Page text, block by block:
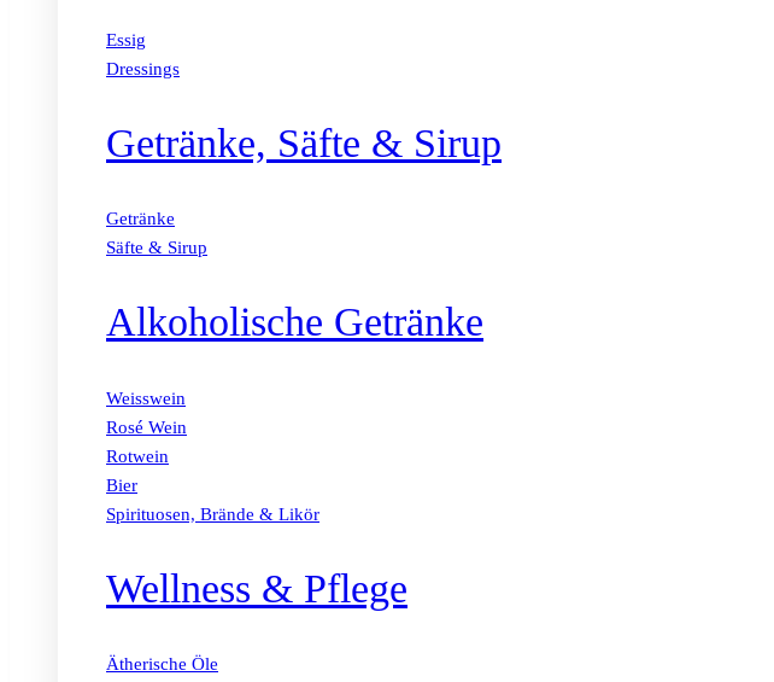
Essig
Dressings
Getränke, Säfte & Sirup
Getränke
Säfte & Sirup
Alkoholische Getränke
Weisswein
Rosé Wein
Rotwein
Bier
Spirituosen, Brände & Likör
Wellness & Pflege
Ätherische Öle